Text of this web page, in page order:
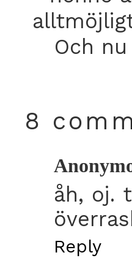
Och
8
åh, oj.
Reply